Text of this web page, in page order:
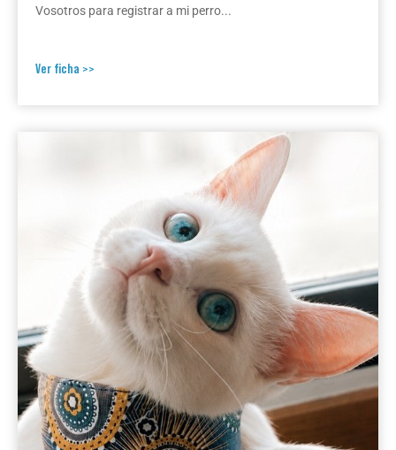
Vosotros para registrar a mi perro...
Ver ficha >>